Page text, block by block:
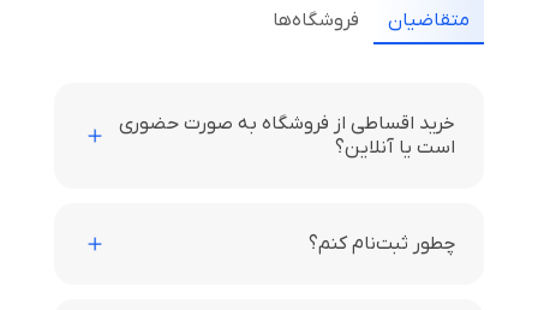
متقاضیان فروشگاه‌ها
خرید اقساطی از فروشگاه به صورت حضوری
است یا آنلاین؟
چطور ثبت‌نام کنم؟